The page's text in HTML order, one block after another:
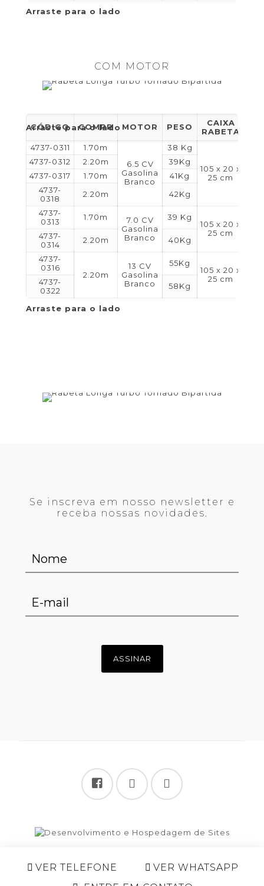
COM MOTOR
CÓDIGO COMPR MOTOR PESO
CAIXA
RABETA
4737-0311
1.70m
6.5 CV
Gasolina
Branco
38 Kg
105 x 20 x
25 cm
4737-0312 2.20m
39Kg
4737-0317
1.70m
41Kg
4737-
0318
2.20m
42Kg
4737-
0313
1.70m
7.0 CV
Gasolina
Branco
39 Kg
105 x 20 x
25 cm
4737-
0314
2.20m
40Kg
4737-
0316
2.20m
13 CV
Gasolina
Branco
55Kg
105 x 20 x
25 cm
4737-
0322
58Kg
Se inscreva em nosso newsletter e
receba nossas novidades.
VER TELEFONE
VER WHATSAPP